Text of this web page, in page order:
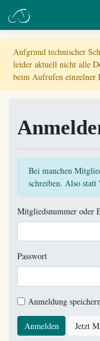
Aufgrund technischer
leider aktuell nicht alle
beim Aufrufen einzelner
Bei manchen
schreiben. Also
Mitgliedsnummer oder
Passwort
Anmeldung speichern
Anmelden Jetzt